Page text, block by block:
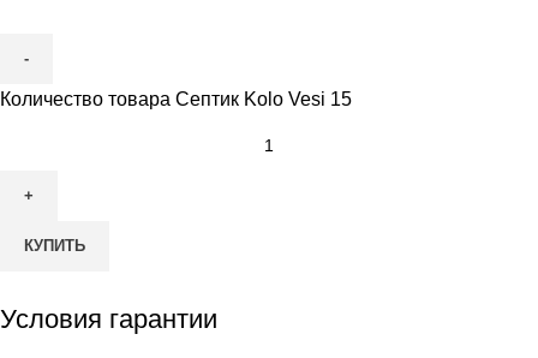
Количество товара Септик Kolo Vesi 15
КУПИТЬ
Условия гарантии